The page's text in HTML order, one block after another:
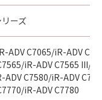
2条、第4条
び第10条の規
有します。
RIGHTS
ーズ
ADV C7065/iR-ADV
iR-ADV C7565 III/
ADV C7580/iR-ADV
iR-ADV C7780